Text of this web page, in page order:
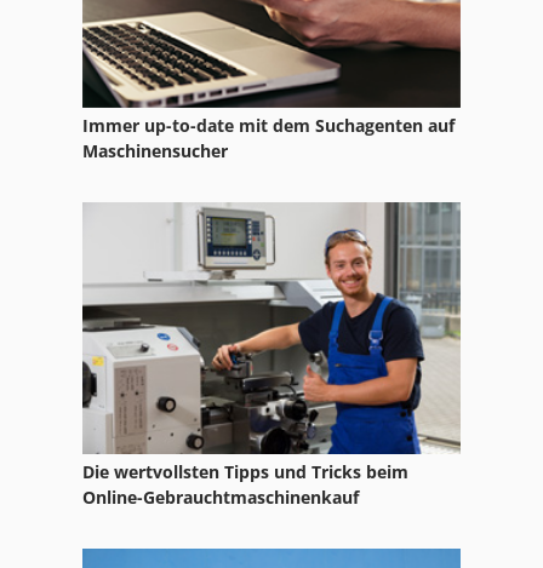
Diebold
Draht Bandbiegemaschine
Drahterodier
Drahtmaschine
Drahtricht
Drahtrichtmaschine
Drahtvorschub
Drahtwickelmaschine
Immer up-to-date mit dem Suchagenten auf
Maschinensucher
Die wertvollsten Tipps und Tricks beim
Online-Gebrauchtmaschinenkauf